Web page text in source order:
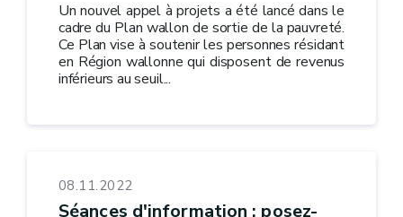
Un nouvel appel à projets a été lancé dans le
cadre du Plan wallon de sortie de la pauvreté.
Ce Plan vise à soutenir les personnes résidant
en Région wallonne qui disposent de revenus
inférieurs au seuil...
08.11.2022
Séances d'information : posez-